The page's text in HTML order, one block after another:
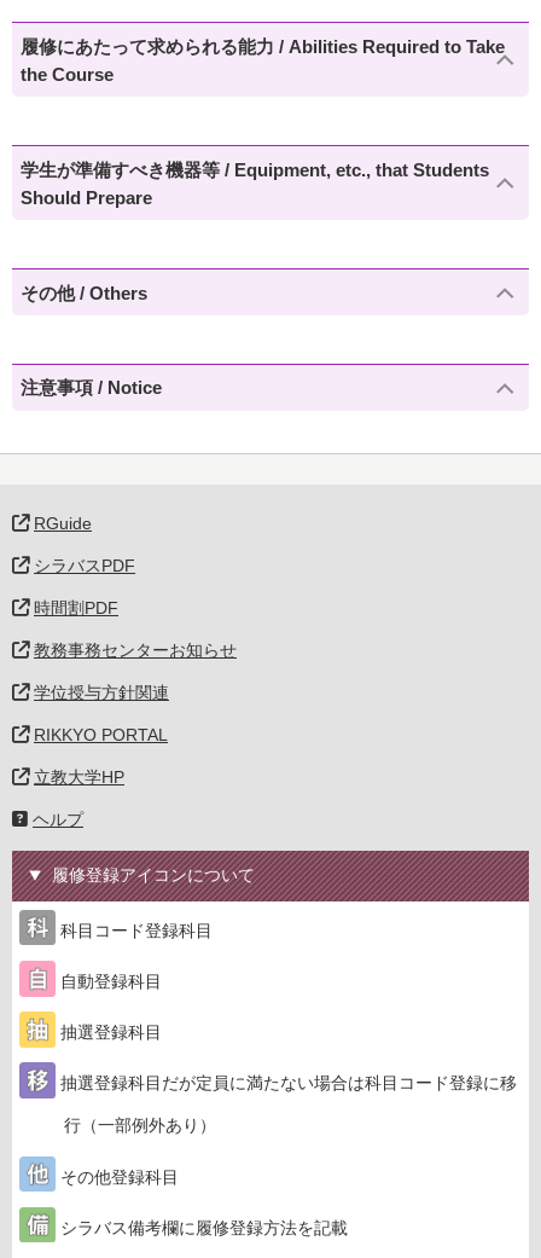
履修にあたって求められる能力 / Abilities Required to Take
the Course
学生が準備すべき機器等 / Equipment, etc., that Students
Should Prepare
その他 / Others
注意事項 / Notice
RGuide
シラバスPDF
時間割PDF
教務事務センターお知らせ
学位授与方針関連
RIKKYO PORTAL
立教大学HP
ヘルプ
履修登録アイコンについて
科目コード登録科目
自動登録科目
抽選登録科目
抽選登録科目だが定員に満たない場合は科目コード登録に移
行（一部例外あり）
その他登録科目
シラバス備考欄に履修登録方法を記載